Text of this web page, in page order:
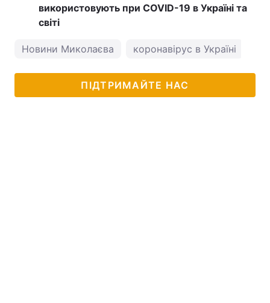
використовують при COVID-19 в Україні та
світі
Новини Миколаєва коронавірус в Україні
ПІДТРИМАЙТЕ НАС